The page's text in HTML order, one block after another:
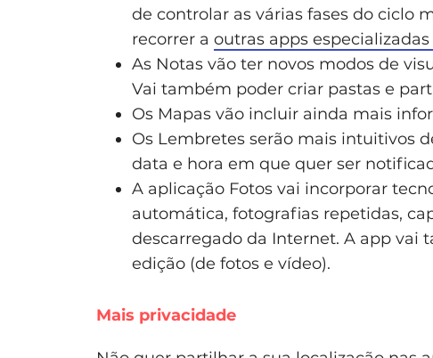
de controlar as várias fases do ciclo
recorrer a outras apps
As Notas vão ter novos modos de
Vai também poder criar pastas e
Os Mapas vão incluir ainda mais
Os Lembretes serão mais intuitivos
data e hora em que quer ser
A aplicação Fotos vai incorporar
automática, fotografias repetidas,
descarregado da Internet. A app vai
edição (de fotos e vídeo).
Mais privacidade